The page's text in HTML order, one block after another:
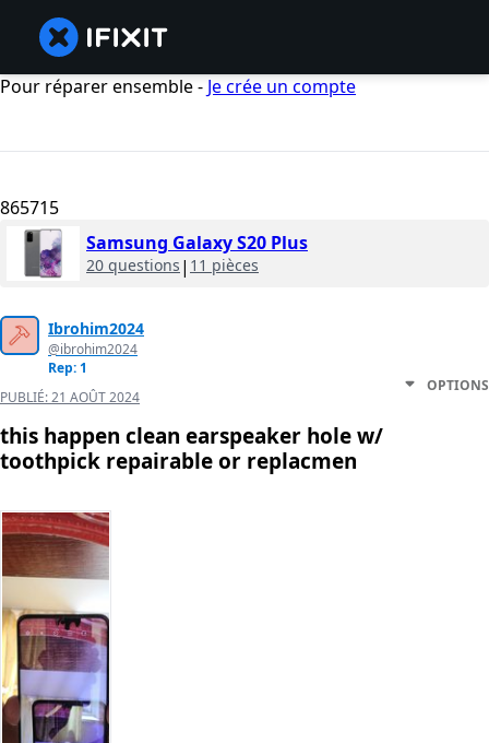
Pour réparer ensemble - Je crée un compte
865715
Samsung Galaxy S20 Plus
20 questions | 11 pièces
Ibrohim2024
@ibrohim2024
Rep: 1
PUBLIÉ:21 AOÛT 2024
OPTIONS
this happen clean earspeaker hole w/
toothpick repairable or replacmen